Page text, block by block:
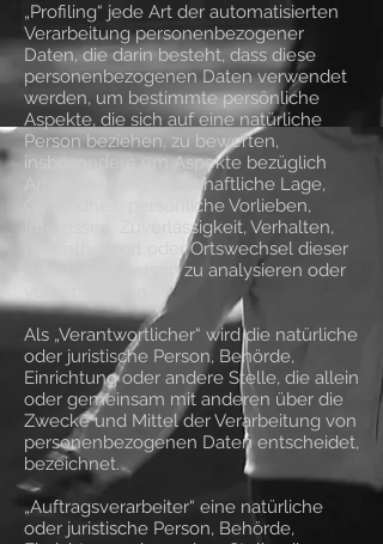
„Profiling“ jede Art der automatisierten
Verarbeitung personenbezogener
Daten, die darin besteht, dass diese
personenbezogenen Daten verwendet
werden, um bestimmte persönliche
Aspekte, die sich auf eine natürliche
Person beziehen, zu bewerten,
insbesondere um Aspekte bezüglich
Arbeitsleistung, wirtschaftliche Lage,
Gesundheit, persönliche Vorlieben,
Interessen, Zuverlässigkeit, Verhalten,
Aufenthaltsort oder Ortswechsel dieser
natürlichen Person zu analysieren oder
Als „Verantwortlicher“ wird die natürliche
oder juristische Person, Behörde,
Einrichtung oder andere Stelle, die allein
oder gemeinsam mit anderen über die
Zwecke und Mittel der Verarbeitung von
personenbezogenen Daten entscheidet,
bezeichnet.
„Auftragsverarbeiter“ eine natürliche
oder juristische Person, Behörde,